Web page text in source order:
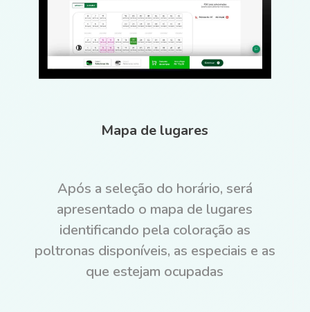
Mapa de lugares
Após a seleção do horário, será
apresentado o mapa de lugares
identificando pela coloração as
poltronas disponíveis, as especiais e as
que estejam ocupadas